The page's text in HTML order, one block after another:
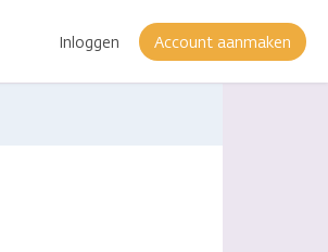
Inloggen Account aanmaken